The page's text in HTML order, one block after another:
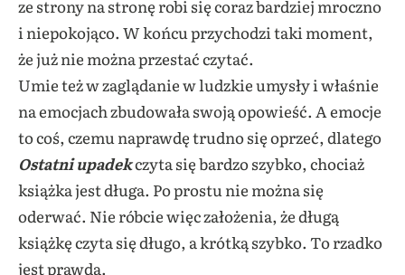
ze strony na stronę robi się coraz bardziej mroczno
i niepokojąco. W końcu przychodzi taki moment,
że już nie można przestać czytać.
Umie też w zaglądanie w ludzkie umysły i właśnie
na emocjach zbudowała swoją opowieść. A emocje
to coś, czemu naprawdę trudno się oprzeć, dlatego
Ostatni upadekczyta się bardzo szybko, chociaż
książka jest długa. Po prostu nie można się
oderwać. Nie róbcie więc założenia, że długą
książkę czyta się długo, a krótką szybko. To rzadko
jest prawda.